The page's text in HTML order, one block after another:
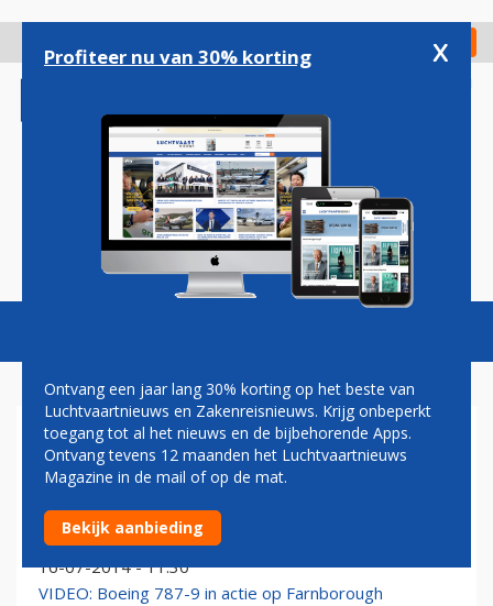
gaan
Check in
Magazine Podcasts Vacatures
FARNBOROUGH 2014
Qatar Airways bezegelt deal voor aanschaf Boeing
777X's
16-07-2014 - 11:30
VIDEO: Boeing 787-9 in actie op Farnborough
Profiteer nu van 30% korting x
Ontvang een jaar lang 30% korting op het beste van
Luchtvaartnieuws en Zakenreisnieuws. Krijg onbeperkt
toegang tot al het nieuws en de bijbehorende Apps.
Ontvang tevens 12 maanden het Luchtvaartnieuws
Magazine in de mail of op de mat.
Bekijk aanbieding